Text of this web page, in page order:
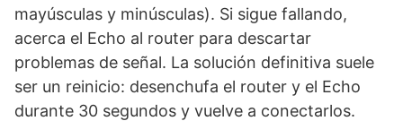
mayúsculas y minúsculas). Si sigue fallando,
acerca el Echo al router para descartar
problemas de señal. La solución definitiva suele
ser un reinicio: desenchufa el router y el Echo
durante 30 segundos y vuelve a conectarlos.